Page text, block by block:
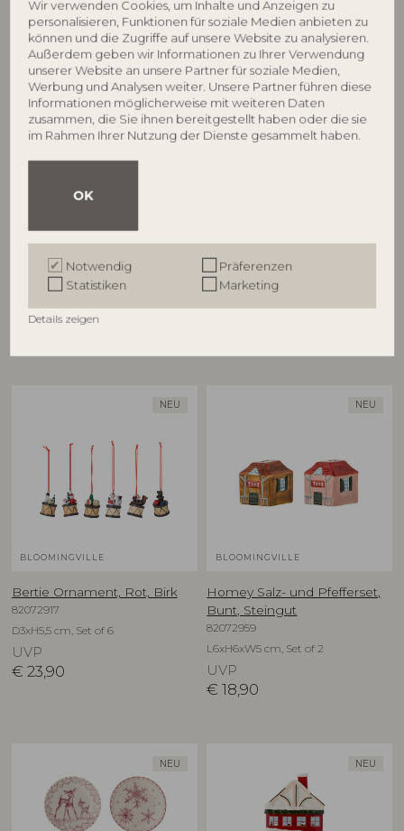
Wir verwenden Cookies, um Inhalte und Anzeigen zu
personalisieren, Funktionen für soziale Medien anbieten zu
können und die Zugriffe auf unsere Website zu analysieren.
Außerdem geben wir Informationen zu Ihrer Verwendung
unserer Website an unsere Partner für soziale Medien,
Werbung und Analysen weiter. Unsere Partner führen diese
Informationen möglicherweise mit weiteren Daten
zusammen, die Sie ihnen bereitgestellt haben oder die sie
im Rahmen Ihrer Nutzung der Dienste gesammelt haben.
OK
Notwendig
Präferenzen
Statistiken
Marketing
Details zeigen
BLOOMINGVILLE
Caramella Servierplatte, Bunt,
Steingut
L25,5xH1,5xW10,5 cm
23,90
BLOOMINGVILLE
Caramella Servierplatte, Bunt,
€ 31,90
NEU
BLOOMINGVILLE
Bertie Ornament, Rot, Birk
82072917
D3xH5,5 cm, Set of 6
UVP
€ 23,90
NEU
BLOOMINGVILLE
Homey Salz- und Pfefferset,
Bunt, Steingut
82072959
L6xH6xW5 cm, Set of 2
UVP
€ 18,90
NEU NEU